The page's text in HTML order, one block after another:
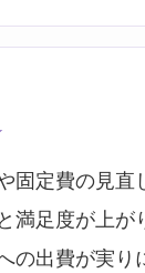
固定費の見直
満足度が上が
の出費が実り